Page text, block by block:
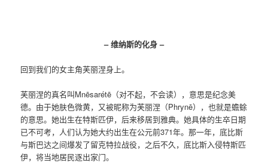
– 维纳斯的化身 –
回到我们的女主角芙丽涅身上。
芙丽涅的真名叫Mnēsarétē（对不起，不会读），意思是纪念美
德。由于她肤色微黄，又被昵称为芙丽涅（Phrynē），也就是蟾蜍
的意思。她出生在特斯匹伊，后来移居到雅典。她具体的生卒日期
已不可考，人们认为她大约出生在公元前371年。那一年，底比斯
与斯巴达之间爆发了留克特拉战役，之后不久，底比斯入侵特斯匹
伊，将当地居民逐出家门。